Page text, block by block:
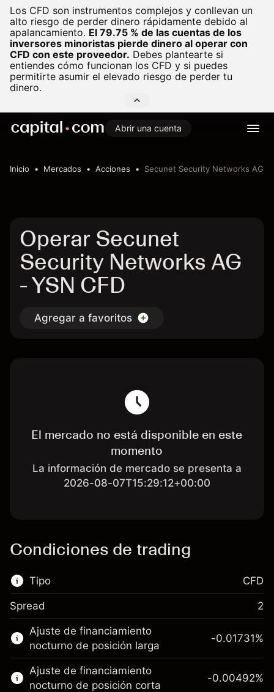
Los CFD son instrumentos complejos y conllevan un
alto riesgo de perder dinero rápidamente debido al
apalancamiento. El 79.75 % de las cuentas de los
inversores minoristas pierde dinero al operar con
CFD con este proveedor. Debes plantearte si
entiendes cómo funcionan los CFD y si puedes
permitirte asumir el elevado riesgo de perder tu
dinero.
Abrir una cuenta
Inicio Mercados Acciones Secunet Security Networks AG
Operar Secunet
Security Networks AG
- YSN CFD
Agregar a favoritos
El mercado no está disponible en este
momento
La información de mercado se presenta a
2026-08-07T15:29:12+00:00
Condiciones de trading
Tipo
Este mercado financiero está disponible para
hacer trading con CFD.
Obtén más información sobre:
CFD
CFD
Spread 2
Ajuste de financiamiento
nocturno de posición larga
-0.01731%
Ajuste de financiamiento
nocturno de posición corta
-0.00492%